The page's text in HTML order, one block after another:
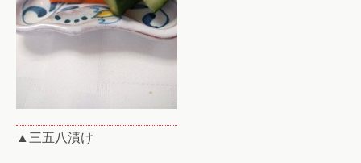
▲三五八漬け